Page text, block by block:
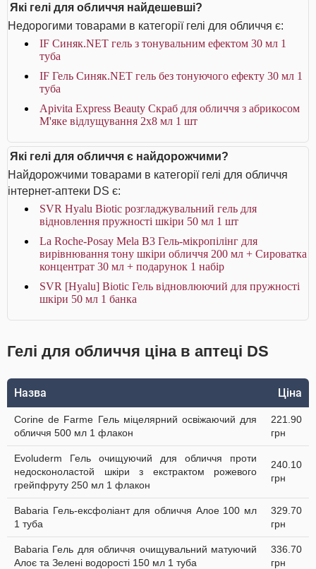
Які гелі для обличчя найдешевші?
Недорогими товарами в категорії гелі для обличчя є:
IF Синяк.NET гель з тонувальним ефектом 30 мл 1
туба
IF Гель Синяк.NET гель без тонуючого ефекту 30 мл 1
туба
Apivita Express Beauty Скраб для обличчя з абрикосом
М'яке відлущування 2х8 мл 1 шт
Які гелі для обличчя є найдорожчими?
Найдорожчими товарами в категорії гелі для обличчя
інтернет-аптеки DS є:
SVR Hyalu Biotic розгладжувальний гель для
відновлення пружності шкіри 50 мл 1 шт
La Roche-Posay Mela B3 Гель-мікропілінг для
вирівнювання тону шкіри обличчя 200 мл + Сироватка
концентрат 30 мл + подарунок 1 набір
SVR [Hyalu] Biotic Гель відновлюючий для пружності
шкіри 50 мл 1 банка
Гелі для обличчя ціна в аптеці DS
Назва Ціна
Corine de Farme Гель міцелярний освіжаючий для
обличчя 500 мл 1 флакон
221.90
грн
Evoluderm Гель очищуючий для обличчя проти
недосконоластой шкіри з екстрактом рожевого
грейпфруту 250 мл 1 флакон
240.10
грн
Babaria Гель-ексфоліант для обличчя Алое 100 мл
1 туба
329.70
грн
Babaria Гель для обличчя очищувальний матуючий
Алоє та Зелені водорості 150 мл 1 туба
336.70
грн